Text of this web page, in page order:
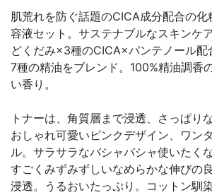
肌荒れを防ぐ話題のCICA成分配合の化
容液セット。サステナブルなスキンケ
どくだみ×3種のCICA×パンテノール配
7種の精油をブレンド。100%精油調香
い香り。
トナーは、角質層まで浸透、さっぱり
おしゃれ可愛いピンクデザイン、ワン
ル。サラサラなバシャバシャ使いたく
すごくみずみずしいなめらかな伸びの
浸透。うるおいたっぷり。コットン馴